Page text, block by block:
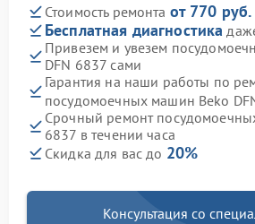
Стоимость ремонта от 770 руб.
Бесплатная диагностика
Привезем и увезем
DFN 6837 сами
Гарантия на наши работы по
посудомоечных машин Beko
Срочный ремонт
6837 в течении часа
Скидка для вас до 20%
Консультация со